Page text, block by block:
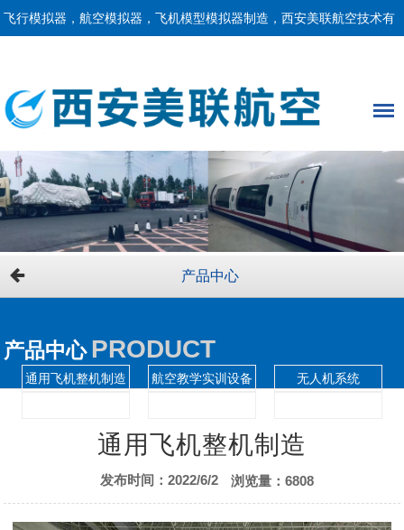
飞行模拟器，航空模拟器，飞机模型模拟器制造，西安美联航空技术有
产品中心
产品中心 PRODUCT
通用飞机整机制造 航空教学实训设备
无人机系统
通用飞机整机制造
发布时间：2022/6/2 浏览量：6808